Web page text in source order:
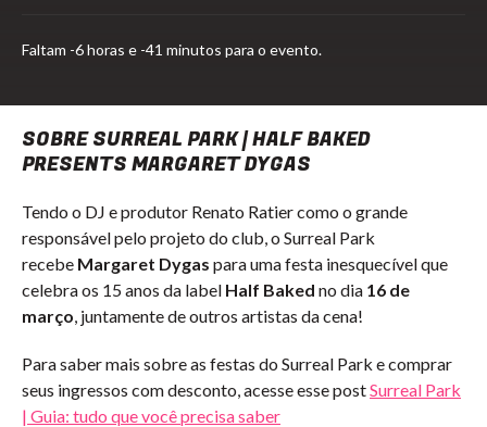
Faltam -6 horas e -41 minutos para o evento.
SOBRE SURREAL PARK | HALF BAKED
PRESENTS MARGARET DYGAS
Tendo o DJ e produtor Renato Ratier como o grande
responsável pelo projeto do club, o Surreal Park
recebe Margaret Dygas para uma festa inesquecível que
celebra os 15 anos da label Half Baked no dia 16 de
março, juntamente de outros artistas da cena!
Para saber mais sobre as festas do Surreal Park e comprar
seus ingressos com desconto, acesse esse postSurreal Park
| Guia: tudo que você precisa saber